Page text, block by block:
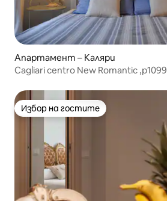
Апартамент – Каляри
Cagliari centro New Romantic ,p1099
Избор на гостите
Избор на гостите